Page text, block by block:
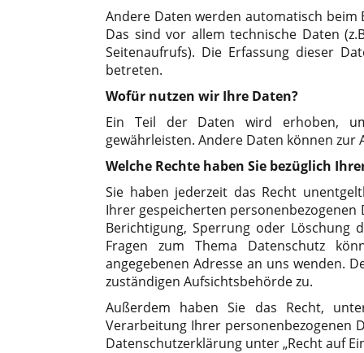
Andere Daten werden automatisch beim
Das sind vor allem technische Daten
Seitenaufrufs). Die Erfassung dieser
betreten.
Wofür nutzen wir Ihre Daten?
Ein Teil der Daten wird erhoben,
gewährleisten. Andere Daten können
Welche Rechte haben Sie bezüglich
Sie haben jederzeit das Recht
Ihrer gespeicherten personenbezogenen
Berichtigung, Sperrung oder Löschung
Fragen zum Thema Datenschutz
angegebenen Adresse an uns wenden.
zuständigen Aufsichtsbehörde zu.
Außerdem haben Sie das Recht,
Verarbeitung Ihrer personenbezogenen
Datenschutzerklärung unter „Recht auf